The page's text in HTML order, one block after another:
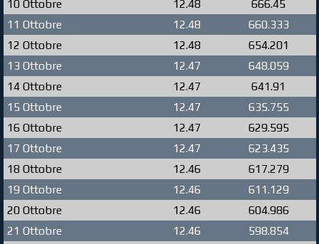
10 Ottobre
12.48
666.45
11 Ottobre
12.48
660.333
12 Ottobre
12.48
654.201
13 Ottobre
12.47
648.059
14 Ottobre
12.47
641.91
15 Ottobre
12.47
635.755
16 Ottobre
12.47
629.595
17 Ottobre
12.47
623.435
18 Ottobre
12.46
617.279
19 Ottobre
12.46
611.129
20 Ottobre
12.46
604.986
21 Ottobre
12.46
598.854